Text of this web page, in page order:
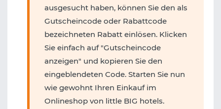
ausgesucht haben, können Sie den als
Gutscheincode oder Rabattcode
bezeichneten Rabatt einlösen. Klicken
Sie einfach auf "Gutscheincode
anzeigen" und kopieren Sie den
eingeblendeten Code. Starten Sie nun
wie gewohnt Ihren Einkauf im
Onlineshop von little BIG hotels.